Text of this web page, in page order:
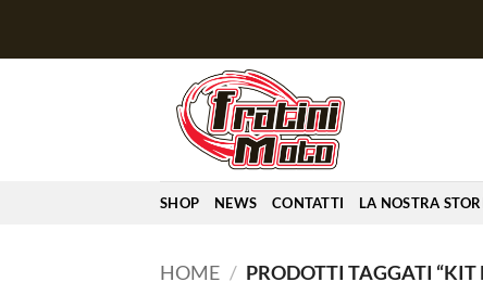
SHOP NEWS CONTATTI LA NOSTRA
HOME / PRODOTTI TAGGATI “KIT